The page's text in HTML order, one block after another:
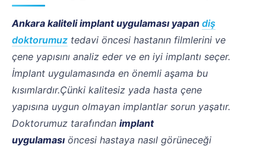
Ankara kaliteli implant uygulaması yapan diş
doktorumuz tedavi öncesi hastanın filmlerini ve
çene yapısını analiz eder ve en iyi implantı seçer.
İmplant uygulamasında en önemli aşama bu
kısımlardır.Çünki kalitesiz yada hasta çene
yapısına uygun olmayan implantlar sorun yaşatır.
Doktorumuz tarafından implant
uygulaması öncesi hastaya nasıl görüneceği